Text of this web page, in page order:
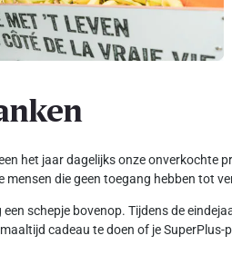
het jaar dagelijks onze onverkochte
mensen die geen toegang hebben tot
schepje bovenop. Tijdens de
cadeau te doen of je SuperPlus-